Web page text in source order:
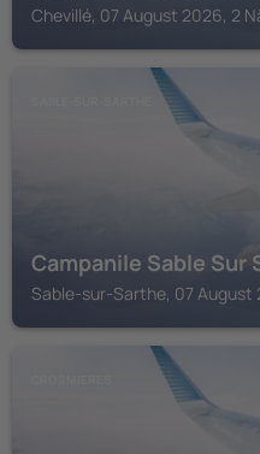
Chevillé, 07 August 2026, 2
Campanile Sable Sur
Sable-sur-Sarthe, 07 August